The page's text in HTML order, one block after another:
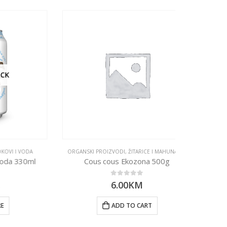
ORGANSKI PROIZVODI,ŽITARICE I MAHUNARKE
Cous cous Ekozona 500g
out of 5KM
ADD TO CART